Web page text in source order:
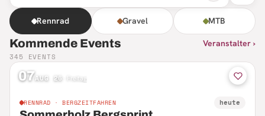
Rennrad Gravel MTB
Kommende Events Veranstalter ›
345 EVENTS
07AUG 26 Freitag
RENNRAD · BERGZEITFAHREN heute